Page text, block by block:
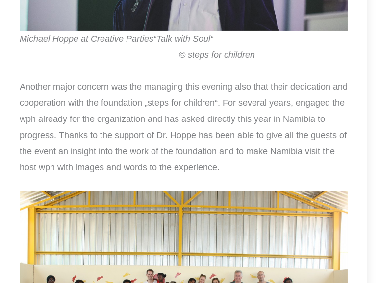
Michael Hoppe at Creative Parties“Talk with Soul“
© steps for children
Another major concern was the managing this evening also that their dedication and
cooperation with the foundation „steps for children“. For several years, engaged the
wph already for the organization and has asked directly this year in Namibia to
progress. Thanks to the support of Dr. Hoppe has been able to give all the guests of
the event an insight into the work of the foundation and to make Namibia visit the
host wph with images and words to the experience.